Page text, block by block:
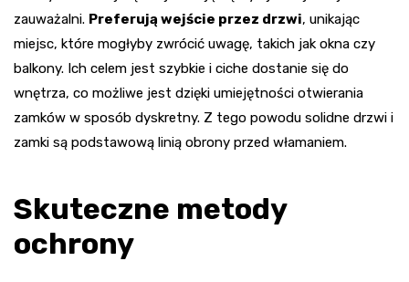
zauważalni. Preferują wejście przez drzwi, unikając
miejsc, które mogłyby zwrócić uwagę, takich jak okna czy
balkony. Ich celem jest szybkie i ciche dostanie się do
wnętrza, co możliwe jest dzięki umiejętności otwierania
zamków w sposób dyskretny. Z tego powodu solidne drzwi i
zamki są podstawową linią obrony przed włamaniem.
Skuteczne metody
ochrony